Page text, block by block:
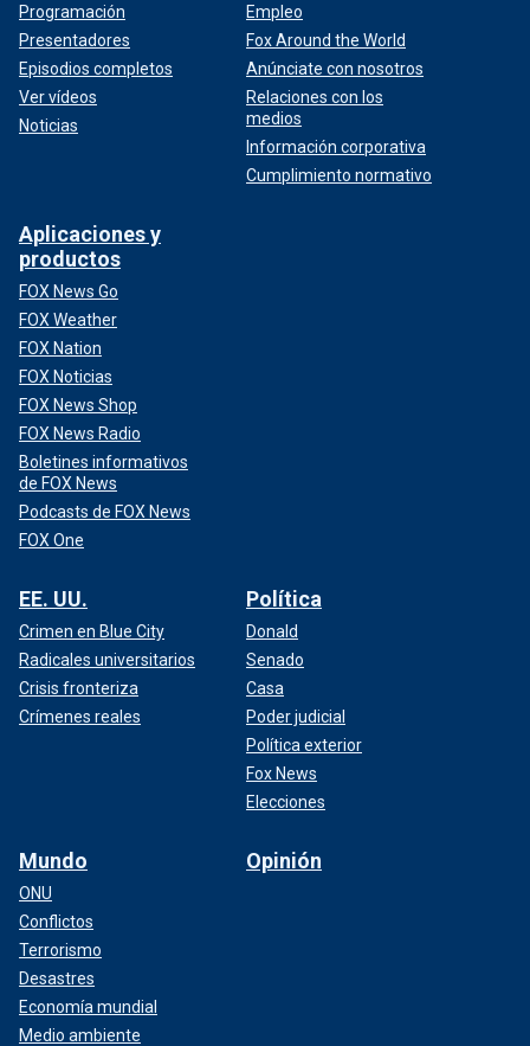
Programación
Presentadores
Episodios completos
Ver vídeos
Noticias
Empleo
Fox Around the World
Anúnciate con nosotros
Relaciones con los
medios
Información corporativa
Cumplimiento normativo
Aplicaciones y
productos
FOX News Go
FOX Weather
FOX Nation
FOX Noticias
FOX News Shop
FOX News Radio
Boletines informativos
de FOX News
Podcasts de FOX News
FOX One
EE. UU.
Crimen en Blue City
Radicales universitarios
Crisis fronteriza
Crímenes reales
Política
Donald
Senado
Casa
Poder judicial
Política exterior
Fox News
Elecciones
Mundo
ONU
Conflictos
Terrorismo
Desastres
Economía mundial
Medio ambiente
Opinión